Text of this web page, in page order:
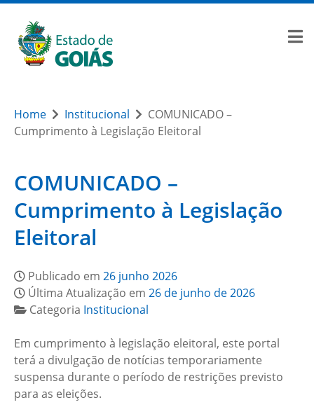
Home Institucional
COMUNICADO –
Cumprimento à Legislação Eleitoral
COMUNICADO –
Cumprimento à Legislação
Eleitoral
Publicado em 26 junho 2026
Última Atualização em 26 de junho de 2026
Categoria Institucional
Em cumprimento à legislação eleitoral, este portal
terá a divulgação de notícias temporariamente
suspensa durante o período de restrições previsto
para as eleições.